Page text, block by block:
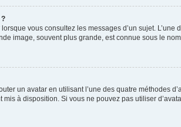
vous consultez les messages d’un sujet.
image, souvent plus grande, est connue sous le
un avatar en utilisant l’une des quatre méthodes
à disposition. Si vous ne pouvez pas utiliser